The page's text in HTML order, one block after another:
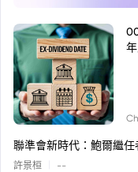
聯準會新時代：鮑爾繼
許景桓 --